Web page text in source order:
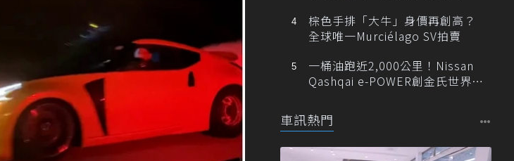
棕色手排「大牛」身價再創高？
全球唯一Murciélago SV拍賣
一桶油跑近2,000公里！Nissan
Qashqai e-POWER創金氏世界紀
車訊熱門